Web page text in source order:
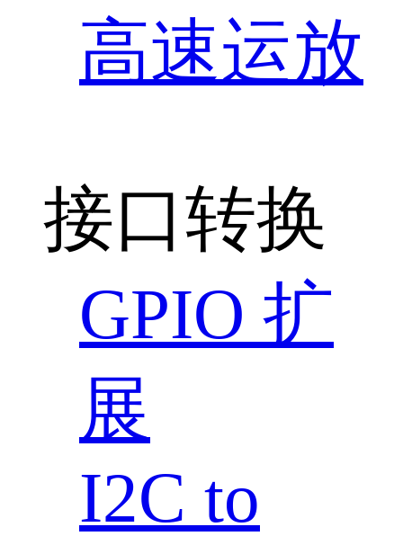
高速运放
接口转换
GPIO 扩
展
I2C to